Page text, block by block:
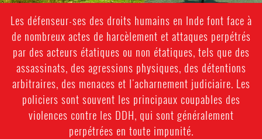
Les défenseur-ses des droits humains en Inde font face à
de nombreux actes de harcèlement et attaques perpétrés
par des acteurs étatiques ou non étatiques, tels que des
assassinats, des agressions physiques, des détentions
arbitraires, des menaces et l'acharnement judiciaire. Les
policiers sont souvent les principaux coupables des
violences contre les DDH, qui sont généralement
perpétrées en toute impunité.